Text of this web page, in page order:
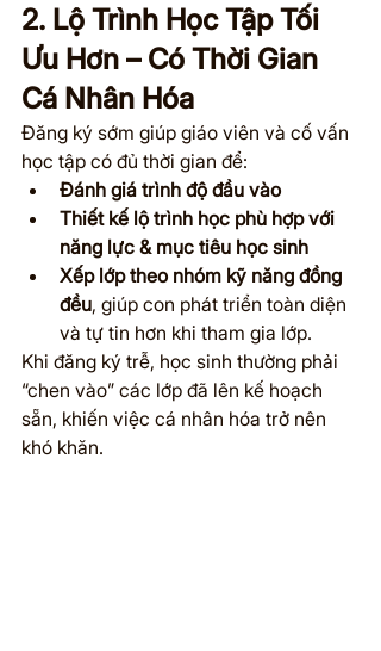
2. Lộ Trình Học Tập Tối
Ưu Hơn – Có Thời Gian
Cá Nhân Hóa
Đăng ký sớm giúp giáo viên và cố vấn
học tập có đủ thời gian để:
Đánh giá trình độ đầu vào
Thiết kế lộ trình học phù hợp với
năng lực & mục tiêu học sinh
Xếp lớp theo nhóm kỹ năng đồng
đều, giúp con phát triển toàn diện
và tự tin hơn khi tham gia lớp.
Khi đăng ký trễ, học sinh thường phải
“chen vào” các lớp đã lên kế hoạch
sẵn, khiến việc cá nhân hóa trở nên
khó khăn.